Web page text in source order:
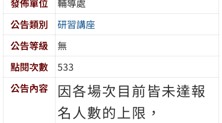
發佈單位
輔導處
公告類別
研習講座
公告等級
無
點閱次數
533
公告內容
因各場次目前皆未達報
名人數的上限，